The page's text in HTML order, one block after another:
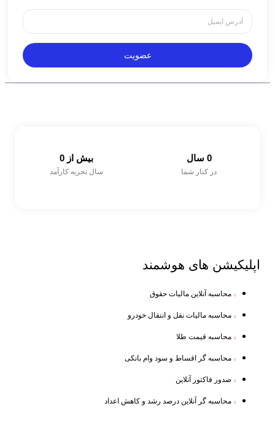
عضویت
در کنار شما
0
سال تجربه کارآمد
بیش از 0
اپلیکیشن های هوشمند
محاسبه آنلاین مالیات حقوق
محاسبه مالیات نقل و انتقال خودرو
محاسبه قیمت طلا
محاسبه گر اقساط و سود وام بانکی
صدور فاکتور آنلاین
محاسبه گر آنلاین درصد رشد و کاهش اعداد